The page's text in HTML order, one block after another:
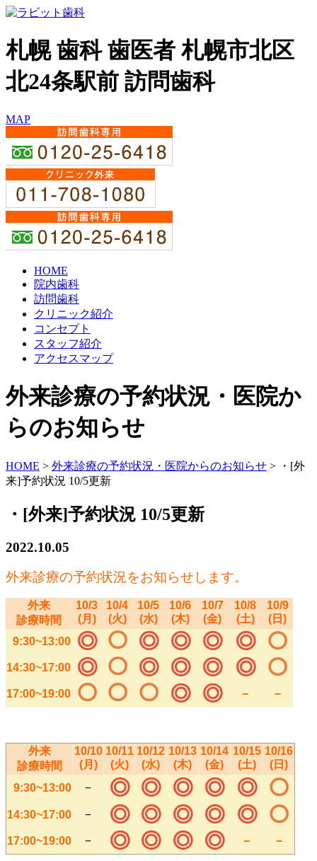
札幌 歯科 歯医者 札幌市北区
北24条駅前 訪問歯科
MAP
HOME
院内歯科
訪問歯科
クリニック紹介
コンセプト
スタッフ紹介
アクセスマップ
外来診療の予約状況・医院か
らのお知らせ
HOME > 外来診療の予約状況・医院からのお知らせ >
・[外
来]予約状況 10/5更新
・[外来]予約状況 10/5更新
2022.10.05
外来診療の予約状況をお知らせします。
外来
診療時間
10/3
(月)
10/4
(火)
10/5
(水)
10/6
(木)
10/7
(金)
10/8
(土)
10/9
(日)
9:30~13:00
14:30~17:00
17:00~19:00 − −
外来
診療時間
10/10
(月)
10/11
(火)
10/12
(水)
10/13
(木)
10/14
(金)
10/15
(土)
10/16
(日)
9:30~13:00
−
14:30~17:00 −
17:00~19:00 − − −